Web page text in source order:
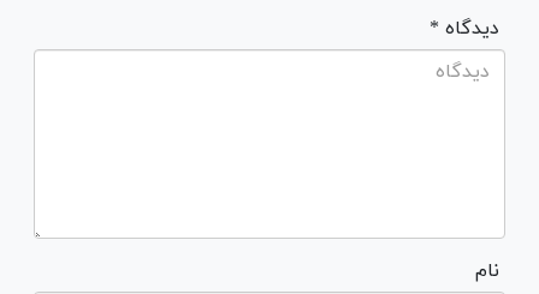
* دیدگاه
نام